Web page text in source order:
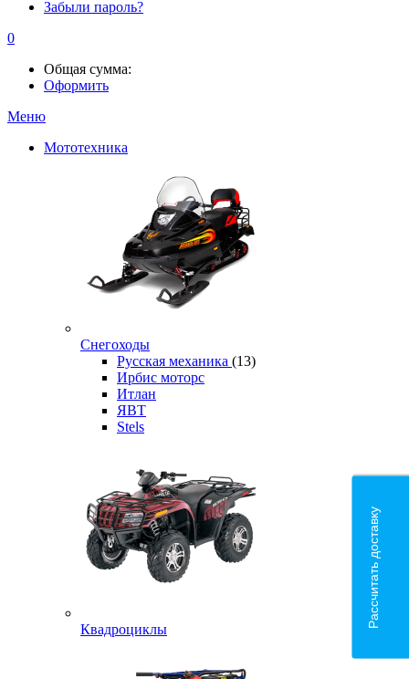
Забыли пароль?
0
Общая сумма:
Оформить
Меню
Мототехника
Снегоходы
Русская механика (13)
Ирбис моторс
Итлан
ЯВТ
Stels
Квадроциклы
Рассчитать доставку